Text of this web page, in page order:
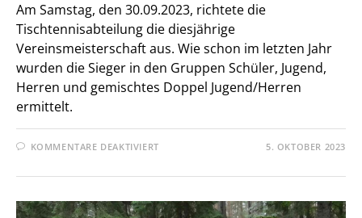
Am Samstag, den 30.09.2023, richtete die
Tischtennisabteilung die diesjährige
Vereinsmeisterschaft aus. Wie schon im letzten Jahr
wurden die Sieger in den Gruppen Schüler, Jugend,
Herren und gemischtes Doppel Jugend/Herren
ermittelt.
KOMMENTARE DEAKTIVIERTFÜR 5. OKTOBER 2023